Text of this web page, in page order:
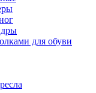
для обуви